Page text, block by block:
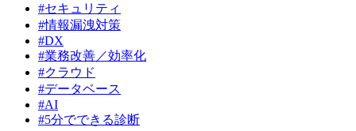
#セキュリティ
#情報漏洩対策
#DX
#業務改善／効率化
#クラウド
#データベース
#AI
#5分でできる診断